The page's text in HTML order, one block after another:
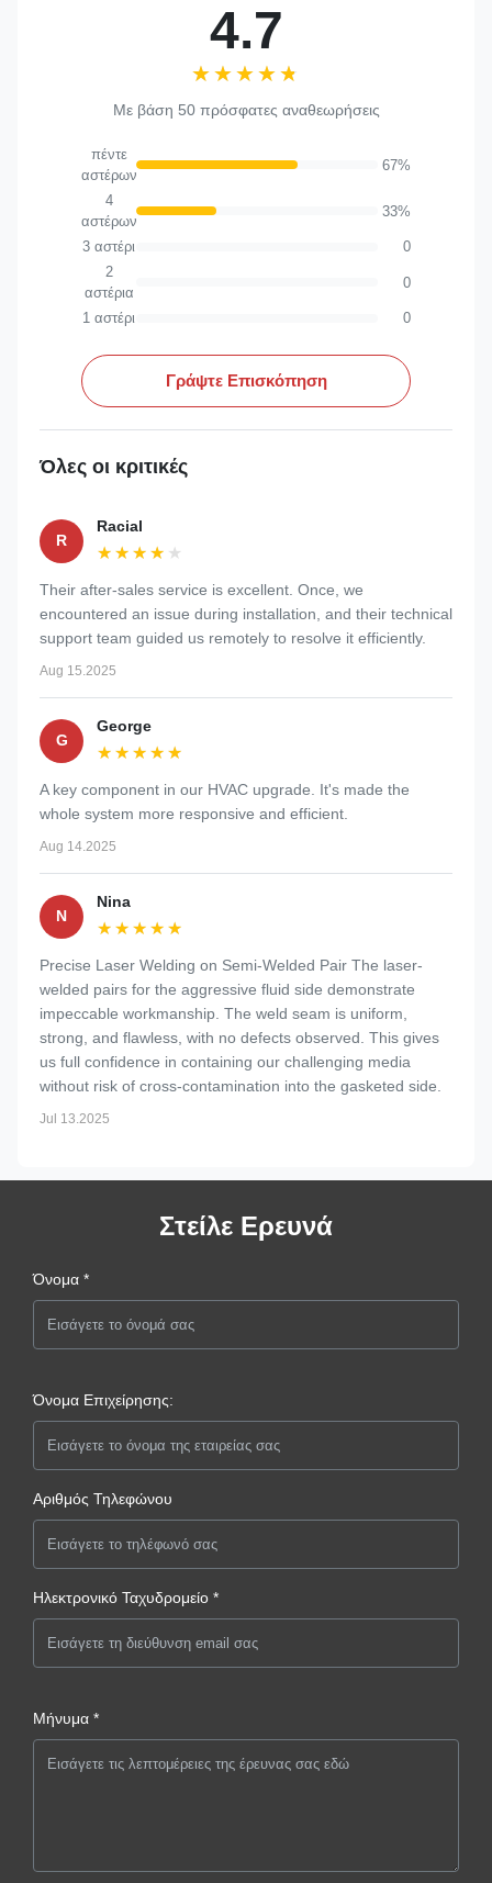
4.7
★★★★★
★★★★★
Με βάση 50 πρόσφατες αναθεωρήσεις
πέντε
αστέρων
67%
4
αστέρων
33%
3 αστέρι
0
2
αστέρια
0
1 αστέρι 0
Γράψτε Επισκόπηση
Όλες οι κριτικές
R
Racial
★★★★★
★★★★★
Their after-sales service is excellent. Once, we
encountered an issue during installation, and their technical
support team guided us remotely to resolve it efficiently.
Aug 15.2025
G
George
★★★★★
★★★★★
A key component in our HVAC upgrade. It's made the
whole system more responsive and efficient.
Aug 14.2025
N
Nina
★★★★★
★★★★★
Precise Laser Welding on Semi-Welded Pair The laser-
welded pairs for the aggressive fluid side demonstrate
impeccable workmanship. The weld seam is uniform,
strong, and flawless, with no defects observed. This gives
us full confidence in containing our challenging media
without risk of cross-contamination into the gasketed side.
Jul 13.2025
Στείλε Ερευνά
Όνομα *
Όνομα Επιχείρησης:
Αριθμός Τηλεφώνου
Ηλεκτρονικό Ταχυδρομείο *
Μήνυμα *